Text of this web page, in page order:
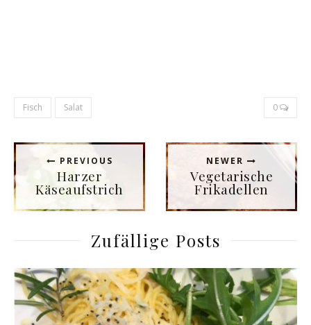
Fisch Salat 0
PREVIOUS
Harzer
Käseaufstrich
NEWER
Vegetarische
Frikadellen
Zufällige Posts